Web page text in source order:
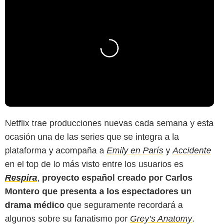
Netflix trae producciones nuevas cada semana y esta
ocasión una de las series que se integra a la
plataforma y acompaña a Emily en París y Accidente
en el top de lo más visto entre los usuarios es
Respira, proyecto español creado por Carlos
Montero que presenta a los espectadores un
drama médico que seguramente recordará a
algunos sobre su fanatismo por Grey’s Anatomy.